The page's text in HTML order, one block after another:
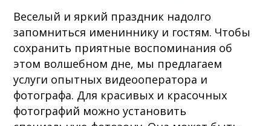
Веселый и яркий праздник надолго
запомниться имениннику и гостям. Чтобы
сохранить приятные воспоминания об
этом волшебном дне, мы предлагаем
услуги опытных видеооператора и
фотографа. Для красивых и красочных
фотографий можно установить